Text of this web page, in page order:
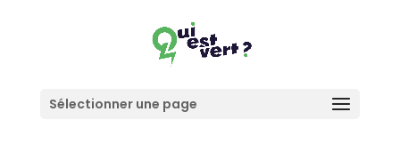
Sélectionner une page